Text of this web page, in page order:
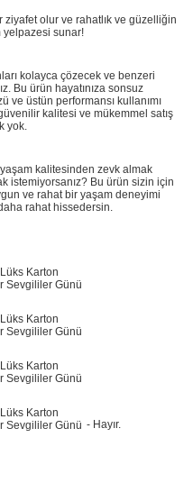
olur ve rahatlık ve güzelliğin
yelpazesi sunar!
kolayca çözecek ve benzeri
Bu ürün hayatınıza sonsuz
ve üstün performansı kullanımı
kalitesi ve mükemmel satış
yok.
kalitesinden zevk almak
istemiyorsanız? Bu ürün sizin için
ve rahat bir yaşam deneyimi
rahat hissedersin.
- Hayır.